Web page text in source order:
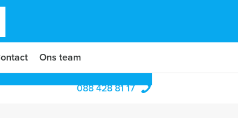
Ons team
088 428 81 17